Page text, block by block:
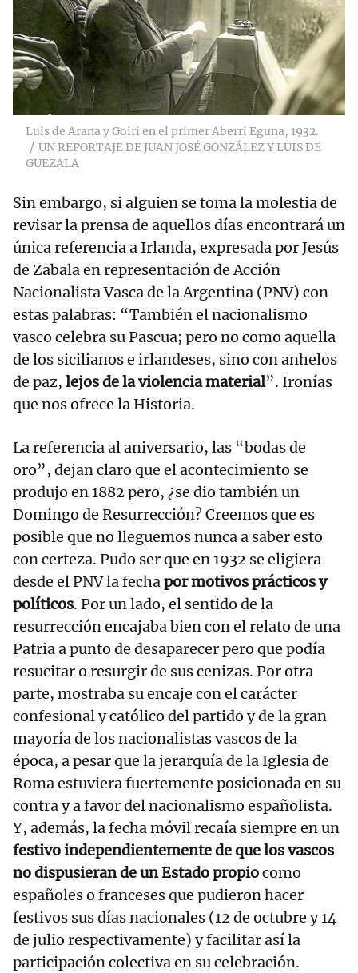
Luis de Arana y Goiri en el primer Aberri Eguna, 1932.
UN REPORTAJE DE JUAN JOSÉ GONZÁLEZ Y LUIS DE
GUEZALA
Sin embargo, si alguien se toma la molestia de
revisar la prensa de aquellos días encontrará un
única referencia a Irlanda, expresada por Jesús
de Zabala en representación de Acción
Nacionalista Vasca de la Argentina (PNV) con
estas palabras: “También el nacionalismo
vasco celebra su Pascua; pero no como aquella
de los sicilianos e irlandeses, sino con anhelos
de paz, lejos de la violencia material”. Ironías
que nos ofrece la Historia.
La referencia al aniversario, las “bodas de
oro”, dejan claro que el acontecimiento se
produjo en 1882 pero, ¿se dio también un
Domingo de Resurrección? Creemos que es
posible que no lleguemos nunca a saber esto
con certeza. Pudo ser que en 1932 se eligiera
desde el PNV la fechapor motivos prácticos y
políticos. Por un lado, el sentido de la
resurrección encajaba bien con el relato de una
Patria a punto de desaparecer pero que podía
resucitar o resurgir de sus cenizas. Por otra
parte, mostraba su encaje con el carácter
confesional y católico del partido y de la gran
mayoría de los nacionalistas vascos de la
época, a pesar que la jerarquía de la Iglesia de
Roma estuviera fuertemente posicionada en su
contra y a favor del nacionalismo españolista.
Y, además, la fecha móvil recaía siempre en un
festivo independientemente de que los vascos
no dispusieran de un Estado propiocomo
españoles o franceses que pudieron hacer
festivos sus días nacionales (12 de octubre y 14
de julio respectivamente) y facilitar así la
participación colectiva en su celebración.